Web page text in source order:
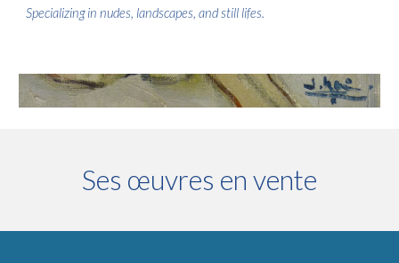
Specializing in nudes, landscapes, and still lifes.
Ses œuvres en vente